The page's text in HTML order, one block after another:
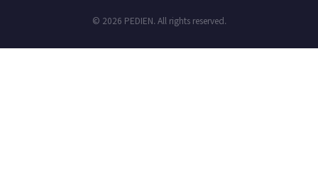
© 2026 PEDIEN. All rights reserved.